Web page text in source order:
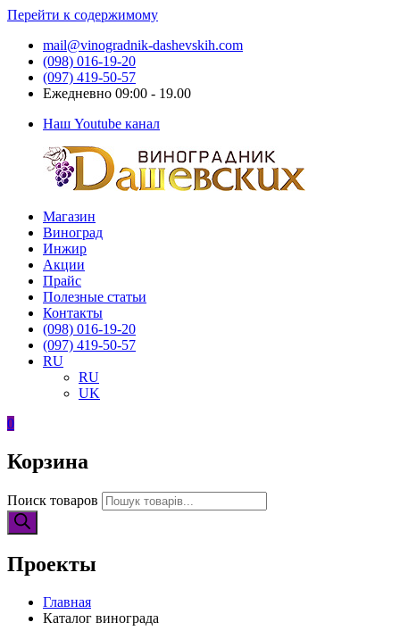
Перейти к содержимому
mail@vinogradnik-dashevskih.com
(098) 016-19-20
(097) 419-50-57
Ежедневно 09:00 - 19.00
Наш Youtube канал
Виноградник
Дашевских
Саженцы
черенки
винограда
Магазин
Виноград
Инжир
Акции
Прайс
Полезные статьи
Контакты
(098) 016-19-20
(097) 419-50-57
RU
RU
UK
0
Корзина
Поиск товаров
Проекты
Главная
Каталог винограда